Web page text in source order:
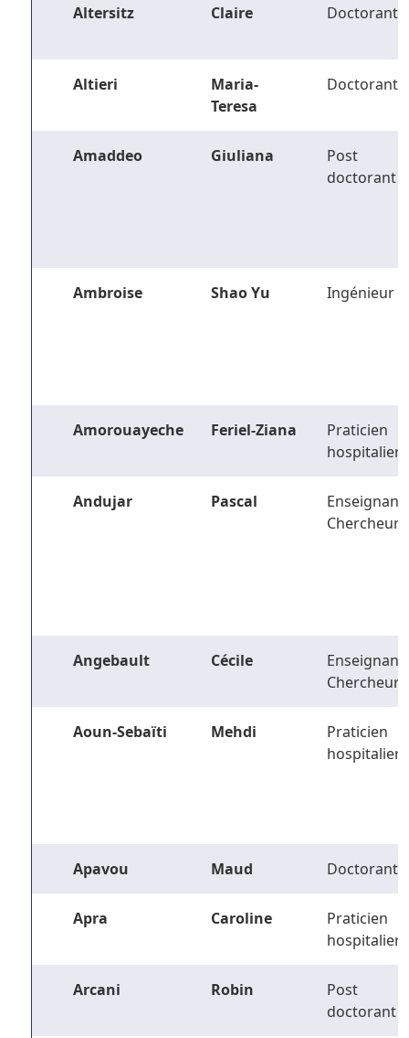
Altersitz Claire Doctorant
Altieri
Maria-
Teresa
Doctorant
Amaddeo Giuliana
Post
doctorant
Ambroise Shao Yu Ingénieur
Amorouayeche Feriel-Ziana
Praticien
hospitalier
Andujar Pascal
Enseignant-
Chercheur
Angebault Cécile
Enseignant-
Chercheur
Aoun-Sebaïti Mehdi
Praticien
hospitalier
Apavou Maud Doctorant
Apra Caroline
Praticien
hospitalier
Arcani Robin
Post
doctorant